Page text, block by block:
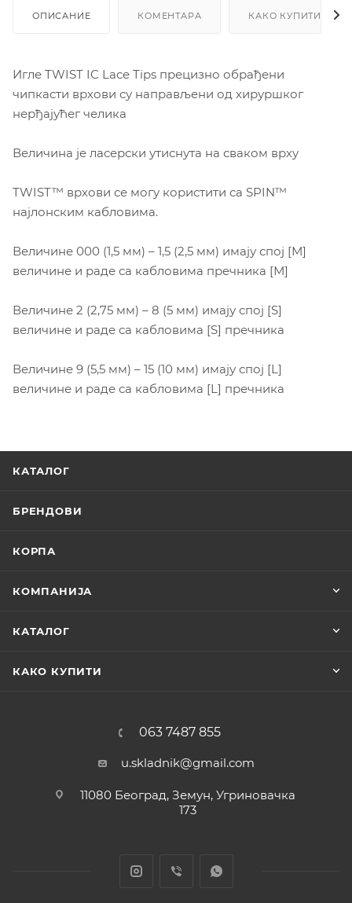
ОПИСАНИЕ КОМЕНТАРА КАКО КУПИТИ
Игле TWIST IC Lace Tips прецизно обрађени
чипкасти врхови су направљени од хируршког
нерђајућег челика
Величина је ласерски утиснута на сваком врху
TWIST™ врхови се могу користити са SPIN™
најлонским кабловима.
Величине 000 (1,5 мм) – 1,5 (2,5 мм) имају спој [М]
величине и раде са кабловима пречника [М]
Величине 2 (2,75 мм) – 8 (5 мм) имају спој [S]
величине и раде са кабловима [S] пречника
Величине 9 (5,5 мм) – 15 (10 мм) имају спој [L]
величине и раде са кабловима [L] пречника
КАТАЛОГ
БРЕНДОВИ
КОРПА
КОМПАНИЈА
КАТАЛОГ
КАКО КУПИТИ
063 7487 855
u.skladnik@gmail.com
11080 Београд, Земун, Угриновачка
173